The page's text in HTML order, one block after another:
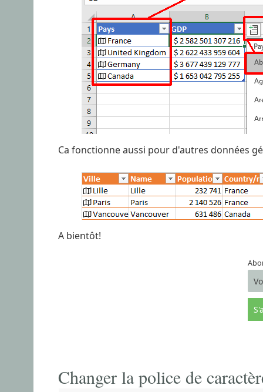
Ca fonctionne aussi pour d'autres données
A bientôt!
Changer la police de